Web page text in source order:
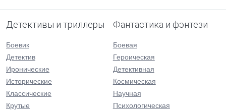
Детективы и триллеры
Боевик
Детектив
Иронические
Исторические
Классические
Крутые
Фантастика и фэнтези
Боевая
Героическая
Детективная
Космическая
Научная
Психологическая